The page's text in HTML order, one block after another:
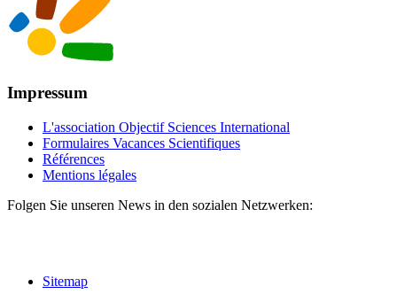
Impressum
L'association Objectif Sciences International
Formulaires Vacances Scientifiques
Références
Mentions légales
Folgen Sie unseren News in den sozialen Netzwerken:
Sitemap